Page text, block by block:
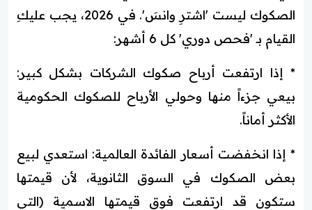
الصكوك ليست 'اشترِ وانسَ'. في 2026، يجب عليكِ
القيام بـ 'فحص دوري' كل 6 أشهر:
* إذا ارتفعت أرباح صكوك الشركات بشكل كبير:
بيعي جزءاً منها وحولي الأرباح للصكوك الحكومية
الأكثر أماناً.
* إذا انخفضت أسعار الفائدة العالمية: استعدي لبيع
بعض الصكوك في السوق الثانوية، لأن قيمتها
ستكون قد ارتفعت فوق قيمتها الاسمية (التي